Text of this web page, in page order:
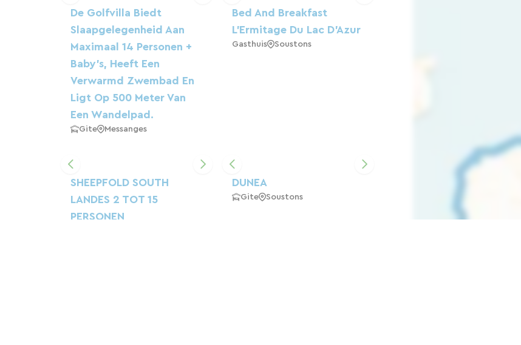
De Golfvilla Biedt
Slaapgelegenheid Aan
Maximaal 14 Personen +
Baby's, Heeft Een
Verwarmd Zwembad En
Ligt Op 500 Meter Van
Een Wandelpad.
Gite Messanges
Bed And Breakfast
L'Ermitage Du Lac D'Azur
Gasthuis Soustons
SHEEPFOLD SOUTH
LANDES 2 TOT 15
PERSONEN
DUNEA
Gite Soustons